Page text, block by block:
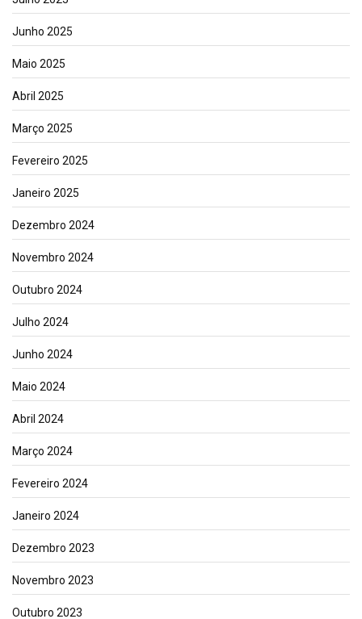
Junho 2025
Maio 2025
Abril 2025
Março 2025
Fevereiro 2025
Janeiro 2025
Dezembro 2024
Novembro 2024
Outubro 2024
Julho 2024
Junho 2024
Maio 2024
Abril 2024
Março 2024
Fevereiro 2024
Janeiro 2024
Dezembro 2023
Novembro 2023
Outubro 2023